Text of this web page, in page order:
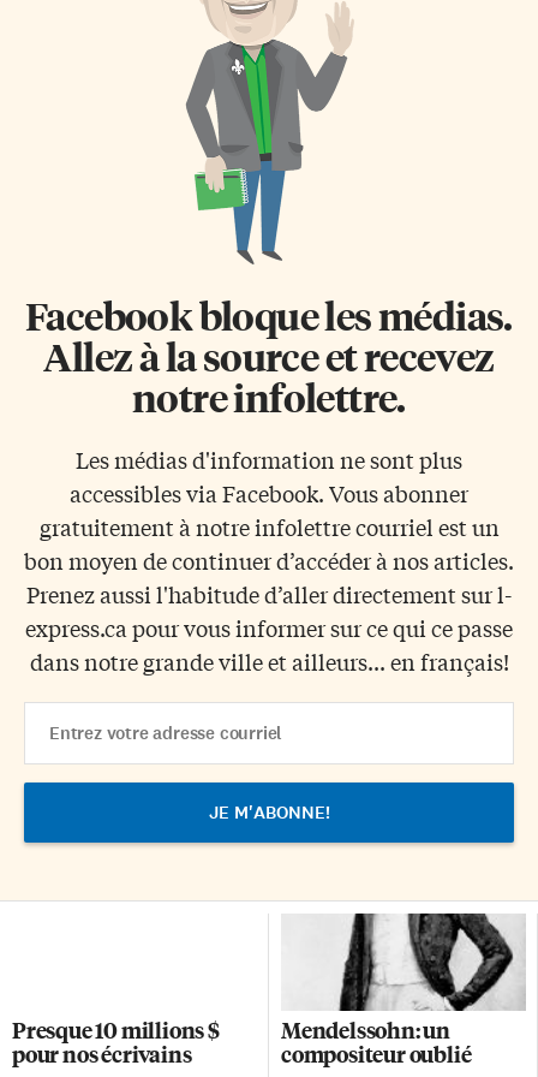
directrice générale du Forum
multimédia. Puis, elle a été
l’Association des libraires du
Québec. Dernièrement, elle
œuvrait dans le secteur de
l’économie sociale, comme
conseillère auprès du réseau
des Centres de la petite enfance
pour lutter contre les camps
«chaotiques» liés à
l’exploitation minière et à la
construction du chemin de fer
dans le Nord de la province; et
au sud pour contrer le non-
respect de la loi le long de […]
Facebook bloque les médias.
Allez à la source et recevez
notre infolettre.
Les médias d'information ne sont plus
accessibles via Facebook. Vous abonner
gratuitement à notre infolettre courriel est un
bon moyen de continuer d’accéder à nos articles.
Prenez aussi l'habitude d’aller directement sur l-
express.ca pour vous informer sur ce qui ce passe
dans notre grande ville et ailleurs... en français!
Address
Presque 10 millions $
pour nos écrivains
Mendelssohn: un
compositeur oublié